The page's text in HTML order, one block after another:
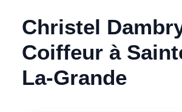
Christel
Coiffeur à
La-Grande